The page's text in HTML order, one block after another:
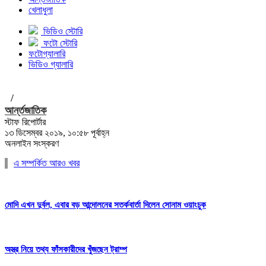
খেলাধুলা
ভিডিও স্টোরি
ফটো স্টোরি
ফটোগ্যালারি
ভিডিও গ্যালারি
/
আর্ন্তজাতিক
স্টাফ রিপোর্টার
১৩ ডিসেম্বর ২০১৯, ১০:৫৮ পূর্বাহ্ন
অনলাইন সংস্করণ
এ সম্পর্কিত আরও খবর
মোদি এখন দুর্বল, এবার বড় আন্দোলনের সতর্কবার্তা দিলেন সোনাম ওয়াংচুক
অস্ত্র নিয়ে তথ্য ফাঁসকারীদের খুঁজছেন ট্রাম্প